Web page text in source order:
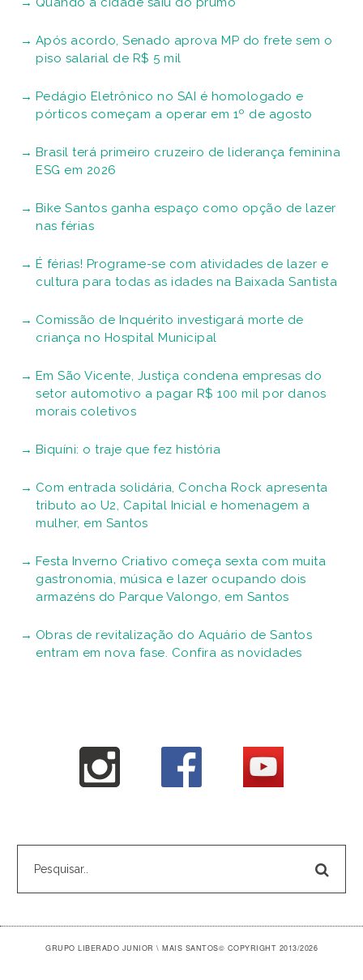
Após acordo, Senado aprova MP do frete sem o
piso salarial de R$ 5 mil
Pedágio Eletrônico no SAI é homologado e
pórticos começam a operar em 1º de agosto
Brasil terá primeiro cruzeiro de liderança feminina
ESG em 2026
Bike Santos ganha espaço como opção de lazer
nas férias
É férias! Programe-se com atividades de lazer e
cultura para todas as idades na Baixada Santista
Comissão de Inquérito investigará morte de
criança no Hospital Municipal
Em São Vicente, Justiça condena empresas do
setor automotivo a pagar R$ 100 mil por danos
morais coletivos
Biquíni: o traje que fez história
Com entrada solidária, Concha Rock apresenta
tributo ao U2, Capital Inicial e homenagem a
mulher, em Santos
Festa Inverno Criativo começa sexta com muita
gastronomia, música e lazer ocupando dois
armazéns do Parque Valongo, em Santos
Obras de revitalização do Aquário de Santos
entram em nova fase. Confira as novidades
GRUPO LIBERADO JUNIOR \ MAIS SANTOS© COPYRIGHT 2013/2026